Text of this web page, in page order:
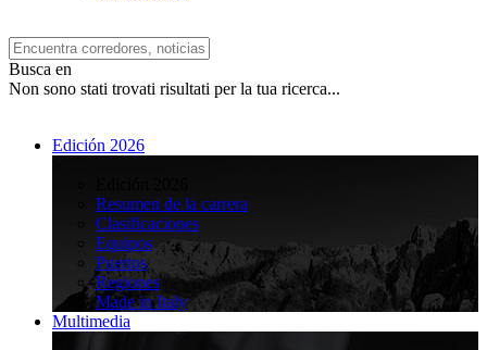
Busca en
Non sono stati trovati risultati per la tua ricerca...
Edición 2026
Resumen de la carrera
Clasificaciones
Equipos
Puertos
Regiones
Made in Italy
Multimedia